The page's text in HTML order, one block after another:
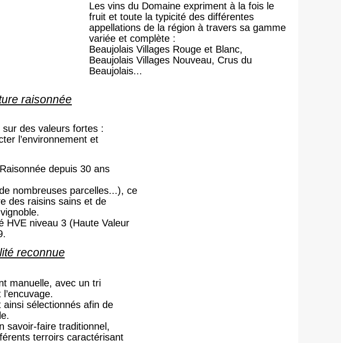
Les vins du Domaine expriment à la fois le
fruit et toute la typicité des différentes
appellations de la région à travers sa gamme
variée et complète :
Beaujolais Villages Rouge et Blanc,
Beaujolais Villages Nouveau, Crus du
Beaujolais...
raisonnée
des valeurs fortes :
l’environnement et
depuis 30 ans
nombreuses parcelles...), ce
des raisins sains et de
HVE niveau 3 (Haute Valeur
reconnue
manuelle, avec un tri
sélectionnés afin de
savoir-faire traditionnel,
terroirs caractérisant